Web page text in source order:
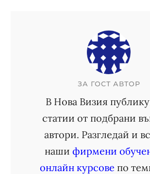
ЗА ГОСТ АВТОР
В Нова Визия
статии от подбрани
автори. Разгледай и
наши фирмени
онлайн курсове по